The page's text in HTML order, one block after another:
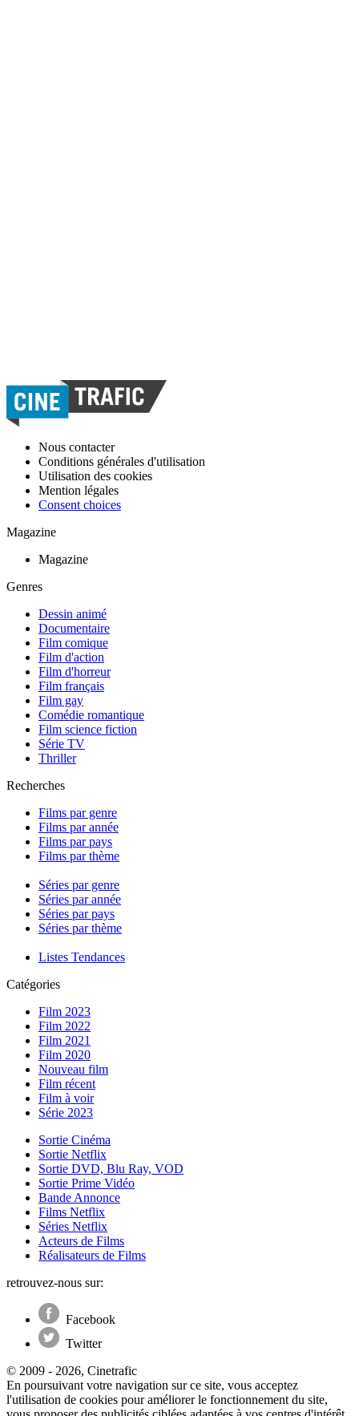
Nous contacter
Conditions générales d'utilisation
Utilisation des cookies
Mention légales
Consent choices
Magazine
Magazine
Genres
Dessin animé
Documentaire
Film comique
Film d'action
Film d'horreur
Film français
Film gay
Comédie romantique
Film science fiction
Série TV
Thriller
Recherches
Films par genre
Films par année
Films par pays
Films par thème
Séries par genre
Séries par année
Séries par pays
Séries par thème
Listes Tendances
Catégories
Film 2023
Film 2022
Film 2021
Film 2020
Nouveau film
Film récent
Film à voir
Série 2023
Sortie Cinéma
Sortie Netflix
Sortie DVD, Blu Ray, VOD
Sortie Prime Vidéo
Bande Annonce
Films Netflix
Séries Netflix
Acteurs de Films
Réalisateurs de Films
retrouvez-nous sur:
Facebook
Twitter
© 2009 - 2026, Cinetrafic
En poursuivant votre navigation sur ce site, vous acceptez
l'utilisation de cookies pour améliorer le fonctionnement du site,